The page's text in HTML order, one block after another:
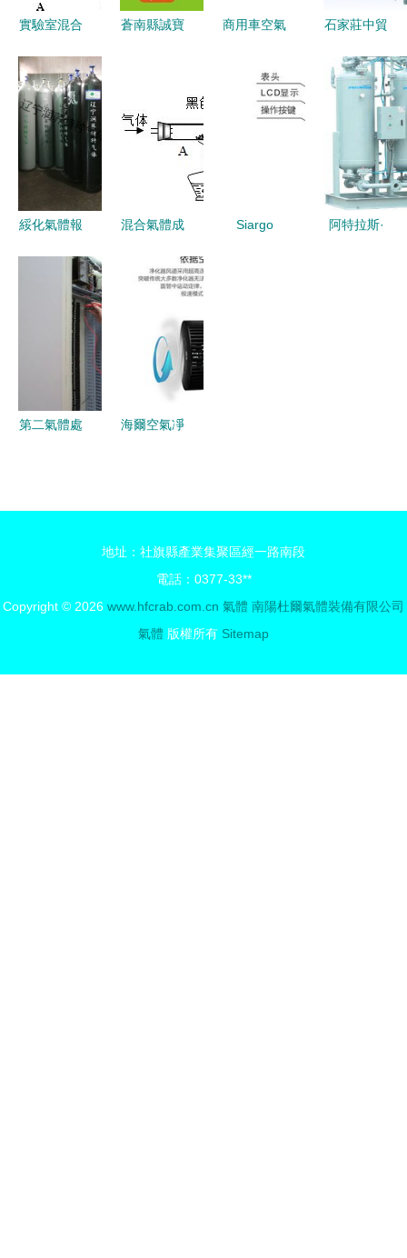
實驗室混合
化碳、一氧
化碳和水蒸
氣的驗證方
蒼南縣誠寶
香片，打造
清新駕乘空
商用車空氣
心配件選購
指南——以
石家莊中貿
紅外線可燃
氣體檢測儀
高清細節圖
解析
綏化氣體報
定性 液體
分離與純凈
設備銷售的
關鍵作用
混合氣體成
鑒別
Siargo
阿特拉斯·
第二氣體處
海爾空氣凈
決方案
地址：社旗縣產業集聚區經一路南段
電話：0377-33**
Copyright © 2026 www.hfcrab.com.cn 氣體 南陽杜爾氣體裝備有限公司
氣體 版權所有 Sitemap